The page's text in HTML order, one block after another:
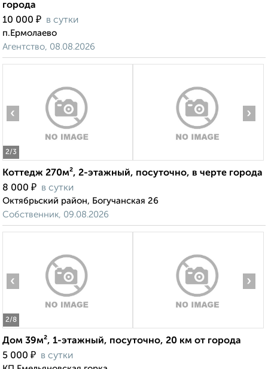
города
10 000 ₽ в сутки
п.Ермолаево
Агентство, 08.08.2026
2/3
‹ ›
Коттедж 270м², 2-этажный, посуточно, в черте города
8 000 ₽ в сутки
Октябрьский район, Богучанская 26
Собственник, 09.08.2026
2/8
‹ ›
Дом 39м², 1-этажный, посуточно, 20 км от города
5 000 ₽ в сутки